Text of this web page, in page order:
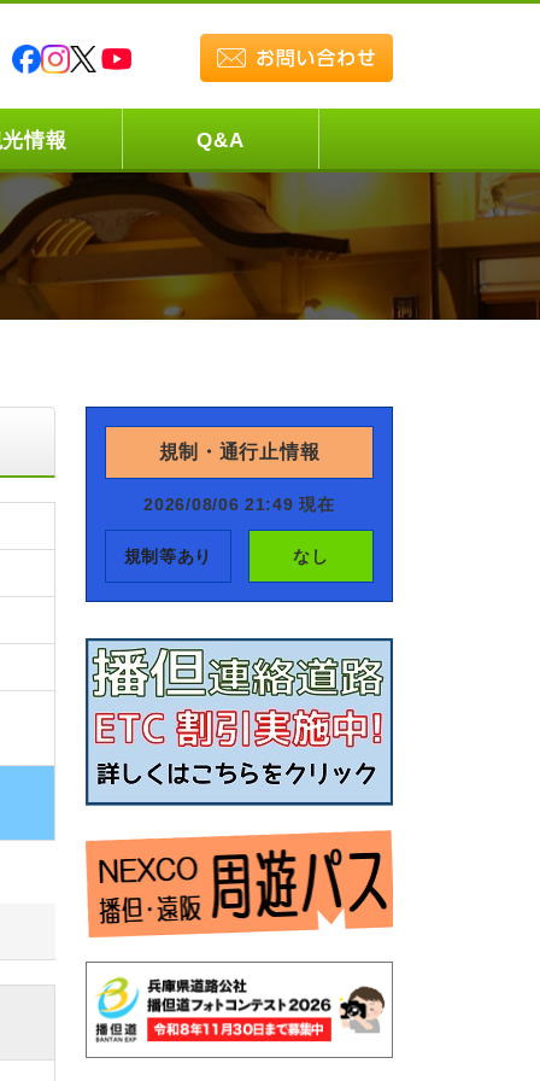
情報 Q&A
規制・通行止情報
2026/08/06 21:49 現在
規制等あり なし